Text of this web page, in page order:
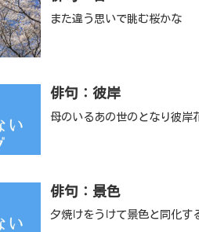
また違う思いで眺む桜かな
俳句：彼岸
母のいるあの世のとなり彼岸
俳句：景色
夕焼けをうけて景色と同化す